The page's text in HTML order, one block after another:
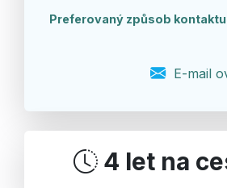
Preferovaný způsob
E-mail
4 let na